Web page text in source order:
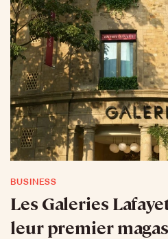
BUSINESS
Les Galeries
leur premier